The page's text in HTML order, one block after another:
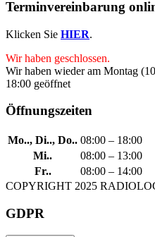
Terminvereinbarung
Klicken Sie HIER.
Wir haben geschlossen.
Wir haben wieder am Montag
18:00 geöffnet
Öffnungszeiten
Mo.., Di.., Do.. 08:00 – 18:00
Mi..
08:00 – 13:00
Fr..
08:00 – 14:00
COPYRIGHT 2025
GDPR